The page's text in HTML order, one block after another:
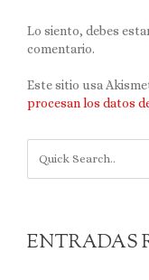
Lo siento, debes
comentario.
Este sitio usa
procesan los datos
ENTRADAS